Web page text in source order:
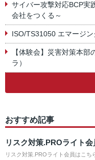
サイバー攻撃対応BCP実
会社をつくる～
ISO/TS31050 エマージ
【体験会】災害対策本
ラ）
おすすめ記事
リスク対策.PROライト
リスク対策.PROライト会員はこち